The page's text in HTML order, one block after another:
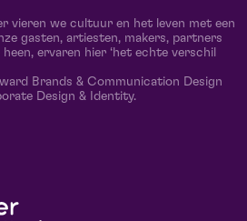
vieren we cultuur en het leven met een
gasten, artiesten, makers, partners
ervaren hier ‘het echte verschil
Brands & Communication Design
Design & Identity.